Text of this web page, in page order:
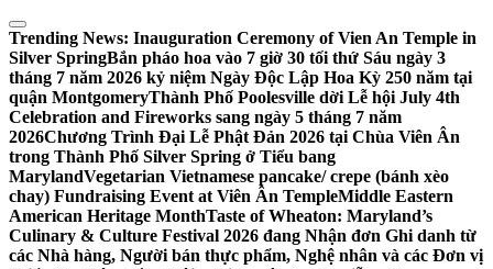
Skip
to
content
Trending News: Inauguration Ceremony of Vien An Temple in
Silver SpringBắn pháo hoa vào 7 giờ 30 tối thứ Sáu ngày 3
tháng 7 năm 2026 kỷ niệm Ngày Độc Lập Hoa Kỳ 250 năm tại
quận MontgomeryThành Phố Poolesville dời Lễ hội July 4th
Celebration and Fireworks sang ngày 5 tháng 7 năm
2026Chương Trình Đại Lễ Phật Đản 2026 tại Chùa Viên Ân
trong Thành Phố Silver Spring ở Tiểu bang
MarylandVegetarian Vietnamese pancake/ crepe (bánh xèo
chay) Fundraising Event at Viên Ân TempleMiddle Eastern
American Heritage MonthTaste of Wheaton: Maryland’s
Culinary & Culture Festival 2026 đang Nhận đơn Ghi danh từ
các Nhà hàng, Người bán thực phẩm, Nghệ nhân và các Đơn vị